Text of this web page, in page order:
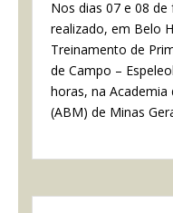
Nos dias 07 e 08
realizado, em Belo
Treinamento de
de Campo –
horas, na
(ABM) de Minas